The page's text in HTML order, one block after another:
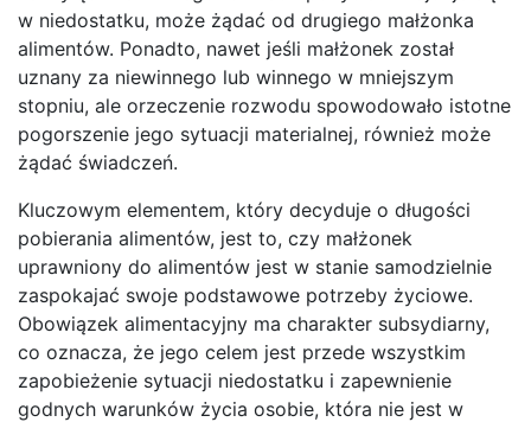
w niedostatku, może żądać od drugiego małżonka
alimentów. Ponadto, nawet jeśli małżonek został
uznany za niewinnego lub winnego w mniejszym
stopniu, ale orzeczenie rozwodu spowodowało istotne
pogorszenie jego sytuacji materialnej, również może
żądać świadczeń.
Kluczowym elementem, który decyduje o długości
pobierania alimentów, jest to, czy małżonek
uprawniony do alimentów jest w stanie samodzielnie
zaspokajać swoje podstawowe potrzeby życiowe.
Obowiązek alimentacyjny ma charakter subsydiarny,
co oznacza, że jego celem jest przede wszystkim
zapobieżenie sytuacji niedostatku i zapewnienie
godnych warunków życia osobie, która nie jest w